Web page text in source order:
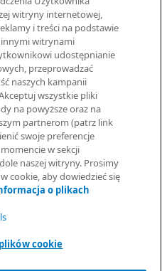
danych
partnerów
and Conditions
Cepheid, GeneXpert®, Xpert® i
Cepheid, zarejestrowane w
krajach.
witryny internetowej,
i treści na podstawie
witrynami
udostępnianie
przeprowadzać
naszych kampanii
wszystkie pliki
na powyższe oraz na
partnerom (patrz link
swoje preferencje
w sekcji
naszej witryny. Prosimy
cookie, aby dowiedzieć się
o plikach
cookie